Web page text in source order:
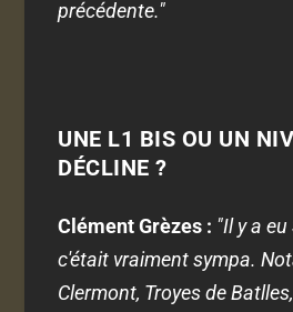
précédente."
UNE L1 BIS OU UN
DÉCLINE ?
Clément Grèzes : "Il y a
c'était vraiment sympa.
Clermont, Troyes de